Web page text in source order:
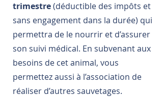
trimestre(déductible des impôts et
sans engagement dans la durée) qui
permettra de le nourrir et d’assurer
son suivi médical. En subvenant aux
besoins de cet animal, vous
permettez aussi à l’association de
réaliser d’autres sauvetages.